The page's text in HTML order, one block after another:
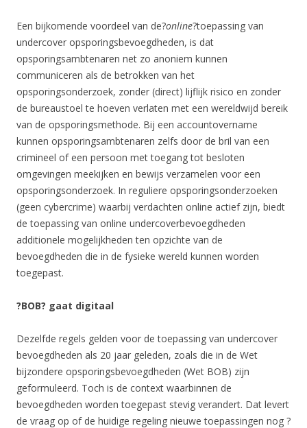
Een bijkomende voordeel van de?online?toepassing van
undercover opsporingsbevoegdheden, is dat
opsporingsambtenaren net zo anoniem kunnen
communiceren als de betrokken van het
opsporingsonderzoek, zonder (direct) lijflijk risico en zonder
de bureaustoel te hoeven verlaten met een wereldwijd bereik
van de opsporingsmethode. Bij een accountovername
kunnen opsporingsambtenaren zelfs door de bril van een
crimineel of een persoon met toegang tot besloten
omgevingen meekijken en bewijs verzamelen voor een
opsporingsonderzoek. In reguliere opsporingsonderzoeken
(geen cybercrime) waarbij verdachten online actief zijn, biedt
de toepassing van online undercoverbevoegdheden
additionele mogelijkheden ten opzichte van de
bevoegdheden die in de fysieke wereld kunnen worden
toegepast.
?BOB? gaat digitaal
Dezelfde regels gelden voor de toepassing van undercover
bevoegdheden als 20 jaar geleden, zoals die in de Wet
bijzondere opsporingsbevoegdheden (Wet BOB) zijn
geformuleerd. Toch is de context waarbinnen de
bevoegdheden worden toegepast stevig verandert. Dat levert
de vraag op of de huidige regeling nieuwe toepassingen nog ?